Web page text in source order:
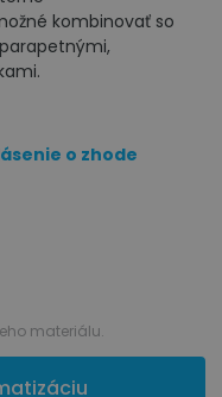
kombinovať so
o zhode
materiálu.